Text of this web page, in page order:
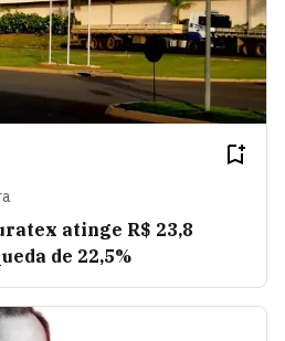
atinge R$ 23,8
de 22,5%